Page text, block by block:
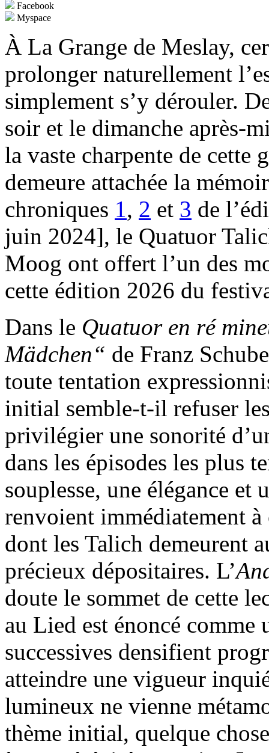
Facebook
Myspace
À La Grange de Meslay,
prolonger naturellement
simplement s’y dérouler.
soir et le dimanche après-
la vaste charpente de cette
demeure attachée la
chroniques 1, 2 et 3 de
juin 2024], le Quatuor
Moog ont offert l’un des
cette édition 2026 du
Dans le Quatuor en ré
Mädchen“ de Franz
toute tentation
initial semble-t-il refuser
privilégier une sonorité
dans les épisodes les plus
souplesse, une élégance
renvoient immédiatement
dont les Talich demeurent
précieux dépositaires. L’
doute le sommet de cette
au Lied est énoncé
successives densifient
atteindre une vigueur
lumineux ne vienne
thème initial, quelque